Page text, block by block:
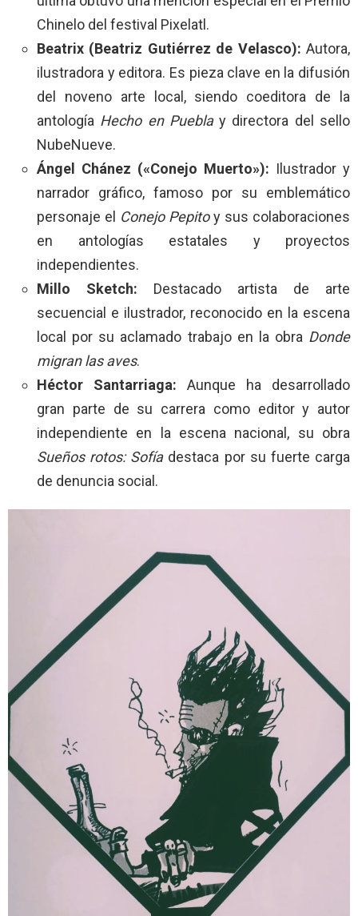
Chinelo del festival Pixelatl.
Beatrix (Beatriz Gutiérrez de Velasco): Autora,
ilustradora y editora. Es pieza clave en la difusión
del noveno arte local, siendo coeditora de la
antología Hecho en Pueblay directora del sello
NubeNueve.
Ángel Chánez («Conejo Muerto»): Ilustrador y
narrador gráfico, famoso por su emblemático
personaje el Conejo Pepitoy sus colaboraciones
en antologías estatales y proyectos
independientes.
Millo Sketch: Destacado artista de arte
secuencial e ilustrador, reconocido en la escena
local por su aclamado trabajo en la obra Donde
migran las aves.
Héctor Santarriaga: Aunque ha desarrollado
gran parte de su carrera como editor y autor
independiente en la escena nacional, su obra
Sueños rotos: Sofíadestaca por su fuerte carga
de denuncia social.